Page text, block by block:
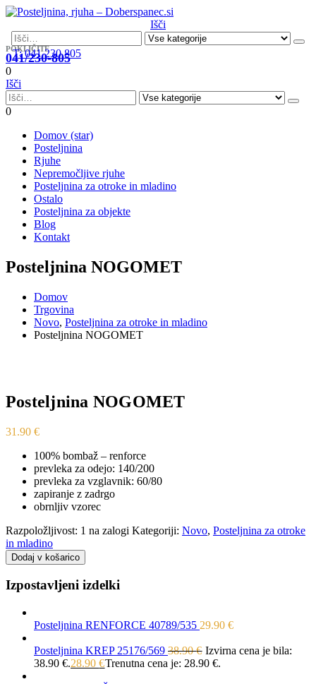
Išči
POKLIČITE
041/230-805
0
T: 041 230 805
Išči
0
Domov (star)
Posteljnina
Rjuhe
Nepremočljive rjuhe
Posteljnina za otroke in mladino
Ostalo
Posteljnina za objekte
Blog
Kontakt
Posteljnina NOGOMET
Domov
Trgovina
Novo, Posteljnina za otroke in mladino
Posteljnina NOGOMET
Posteljnina NOGOMET
31.90€
100% bombaž – renforce
prevleka za odejo: 140/200
prevleka za vzglavnik: 60/80
zapiranje z zadrgo
obrnljiv vzorec
Razpoložljivost: 1 na zalogi Kategoriji: Novo, Posteljnina za otroke
in mladino
Dodaj v košarico
Izpostavljeni izdelki
Posteljnina RENFORCE 40789/535 29.90€
Posteljnina KREP 25176/569 38.90€ Izvirna cena je bila:
38.90 €.28.90€Trenutna cena je: 28.90 €.